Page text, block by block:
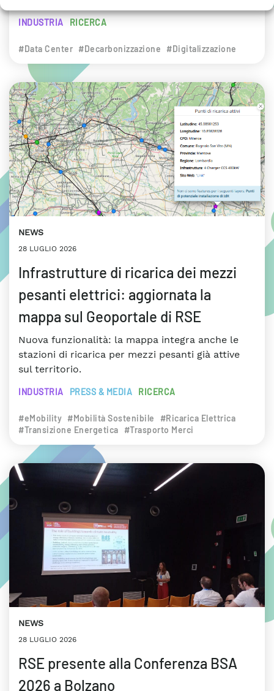
INDUSTRIA RICERCA
#Data Center #Decarbonizzazione #Digitalizzazione
NEWS
28 LUGLIO 2026
Infrastrutture di ricarica dei mezzi
pesanti elettrici: aggiornata la
mappa sul Geoportale di RSE
Nuova funzionalità: la mappa integra anche le
stazioni di ricarica per mezzi pesanti già attive
sul territorio.
INDUSTRIA PRESS & MEDIA RICERCA
#eMobility #Mobilità Sostenibile
#Ricarica Elettrica
#Transizione Energetica
#Trasporto Merci
NEWS
28 LUGLIO 2026
RSE presente alla Conferenza BSA
2026 a Bolzano